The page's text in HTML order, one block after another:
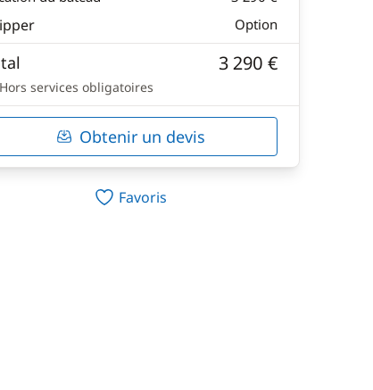
Option
3 290 €
Hors services obligatoires
Obtenir un devis
Favoris